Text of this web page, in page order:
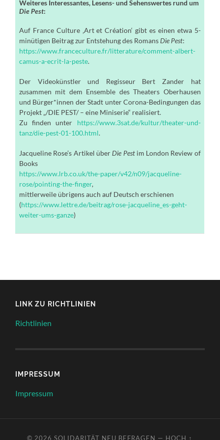
Weiteres Interessantes, Lesens- und Sehenswertes rund um
Die Pest:
Auf France Culture ‚Art et Création‘ gibt es einen etwa 5-
minütigen Beitrag zur Entstehung des RomansDie Pest:
https://www.franceculture.fr/litterature/comment-albert-
camus-a-ecrit-la-peste.
Der Videokünstler und Regisseur Bert Zander hat
zusammen mit dem Ensemble des Theaters Oberhausen
und Bürger*innen der Stadt unter Corona-Bedingungen das
Projekt „/DIE PEST/ – eine Miniserie“ realisiert.
Zu finden unter https://www.3sat.de/kultur/theater-und-
tanz/die-pest-01-100.html.
Jacqueline Rose’s Artikel überDie Pestim London Review of
Books
https://www.lrb.co.uk/the-paper/v42/n09/jacqueline-
rose/pointing-the-finger,
mittlerweile übrigens auch auf Deutsch erschienen
(https://www.lettre.de/beitrag/rose-jacqueline_es-geht-
weiter-ums-ganze)
LINK ZU RICHTLINIEN
Richtlinien
IMPRESSUM
Impressum
© 2026SOLIDARITÄT NEU BEFRAGEN — HOCH ↑